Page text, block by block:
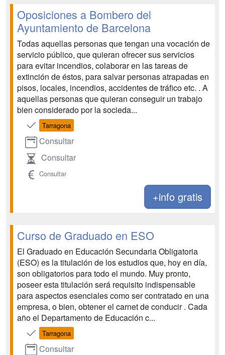
Oposiciones a Bombero del
Ayuntamiento de Barcelona
Todas aquellas personas que tengan una vocación de
servicio público, que quieran ofrecer sus servicios
para evitar incendios, colaborar en las tareas de
extinción de éstos, para salvar personas atrapadas en
pisos, locales, incendios, accidentes de tráfico etc. . A
aquellas personas que quieran conseguir un trabajo
bien considerado por la socieda...
Tarragona
Consultar
Consultar
Consultar
+info gratis
Curso de Graduado en ESO
El Graduado en Educación Secundaria Obligatoria
(ESO) es la titulación de los estudios que, hoy en día,
son obligatorios para todo el mundo. Muy pronto,
poseer esta titulación será requisito indispensable
para aspectos esenciales como ser contratado en una
empresa, o bien, obtener el carnet de conducir . Cada
año el Departamento de Educación c...
Tarragona
Consultar